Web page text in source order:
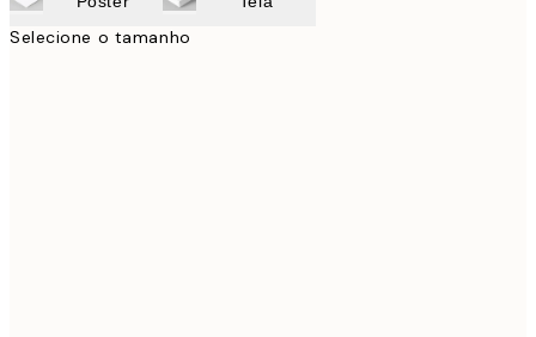
Selecione o tamanho